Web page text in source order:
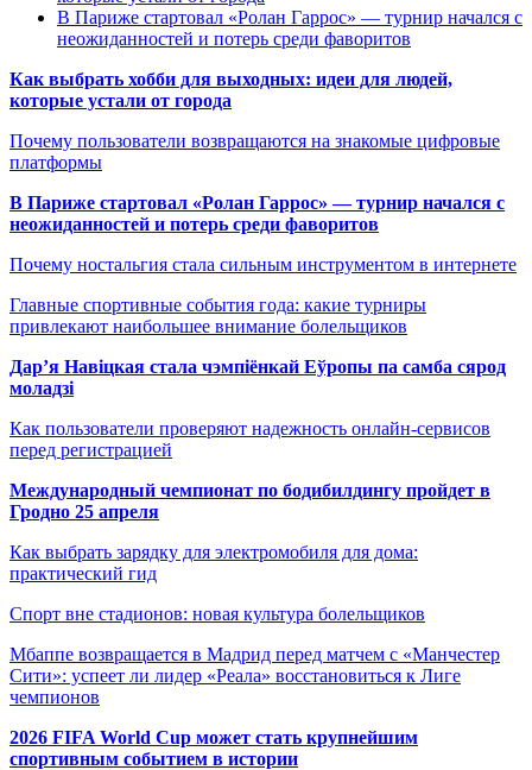
В Париже стартовал «Ролан Гаррос» — турнир начался с
неожиданностей и потерь среди фаворитов
Как выбрать хобби для выходных: идеи для людей,
которые устали от города
Почему пользователи возвращаются на знакомые цифровые
платформы
В Париже стартовал «Ролан Гаррос» — турнир начался с
неожиданностей и потерь среди фаворитов
Почему ностальгия стала сильным инструментом в интернете
Главные спортивные события года: какие турниры
привлекают наибольшее внимание болельщиков
Дар’я Навіцкая стала чэмпіёнкай Еўропы па самба сярод
моладзі
Как пользователи проверяют надежность онлайн-сервисов
перед регистрацией
Международный чемпионат по бодибилдингу пройдет в
Гродно 25 апреля
Как выбрать зарядку для электромобиля для дома:
практический гид
Спорт вне стадионов: новая культура болельщиков
Мбаппе возвращается в Мадрид перед матчем с «Манчестер
Сити»: успеет ли лидер «Реала» восстановиться к Лиге
чемпионов
2026 FIFA World Cup может стать крупнейшим
спортивным событием в истории